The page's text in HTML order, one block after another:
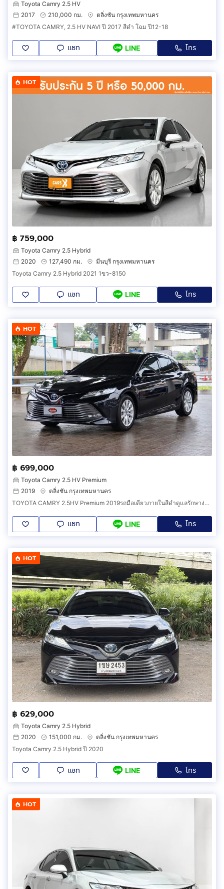
Toyota Camry 2.5 HV
2017
210,000 กม.
ตลิ่งชัน กรุงเทพมหานคร
#TOYOTA CAMRY, 2.5 HV NAVI ปี 2017 สีดำ โฉม ปี12-18
แชท LINE โทร
HOT
฿ 759,000
Toyota Camry 2.5 Hybrid
2020
127,490 กม.
มีนบุรี กรุงเทพมหานคร
Toyota Camry 2.5 Hybrid 2021 1ขว-8150
แชท LINE โทร
HOT
฿ 699,000
Toyota Camry 2.5 HV Premium
2019
ตลิ่งชัน กรุงเทพมหานคร
TOYOTA CAMRY 2.5HV Premium 2019รถมือเดียวภายในสีดำดูแลรักษาง่ายมาก
แชท LINE โทร
HOT
฿ 629,000
Toyota Camry 2.5 Hybrid
2020
151,000 กม.
ตลิ่งชัน กรุงเทพมหานคร
Toyota Camry 2.5 Hybrid ปี 2020
แชท LINE โทร
HOT